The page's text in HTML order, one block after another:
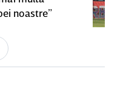
noastre”